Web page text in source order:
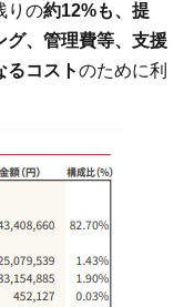
りの約12%も、提
グ、管理費等、​​支援
るコストのために利